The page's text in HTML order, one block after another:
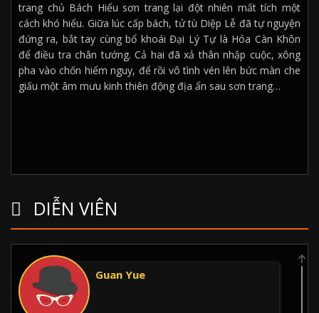
trang chủ Bách Hiểu sơn trang lại đột nhiên mất tích một
cách khó hiểu. Giữa lúc cấp bách, tử tù Diệp Lễ đã tự nguyện
đứng ra, bắt tay cùng bổ khoái Đại Lý Tự là Hóa Càn Khôn
để điều tra chân tướng. Cả hai đã xả thân nhập cuộc, xông
pha vào chốn hiểm nguy, để rồi vô tình vén lên bức màn che
giấu một âm mưu kinh thiên động địa ẩn sau sơn trang…
DIỄN VIÊN
Guan Yue